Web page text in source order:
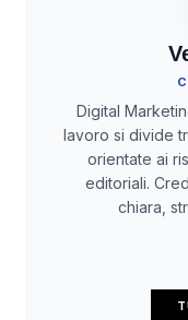
Digital
lavoro si divide
orientate ai
editoriali.
chiara,